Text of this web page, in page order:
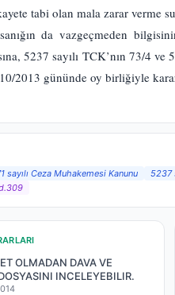
tabi olan mala zarar verme
da vazgeçmeden
5237 sayılı TCK’nın 73/4 ve
2013 gününde oy birliğiyle
sayılı Ceza Muhakemesi Kanunu 5237
OLMADAN DAVA VE
INCELEYEBILIR.